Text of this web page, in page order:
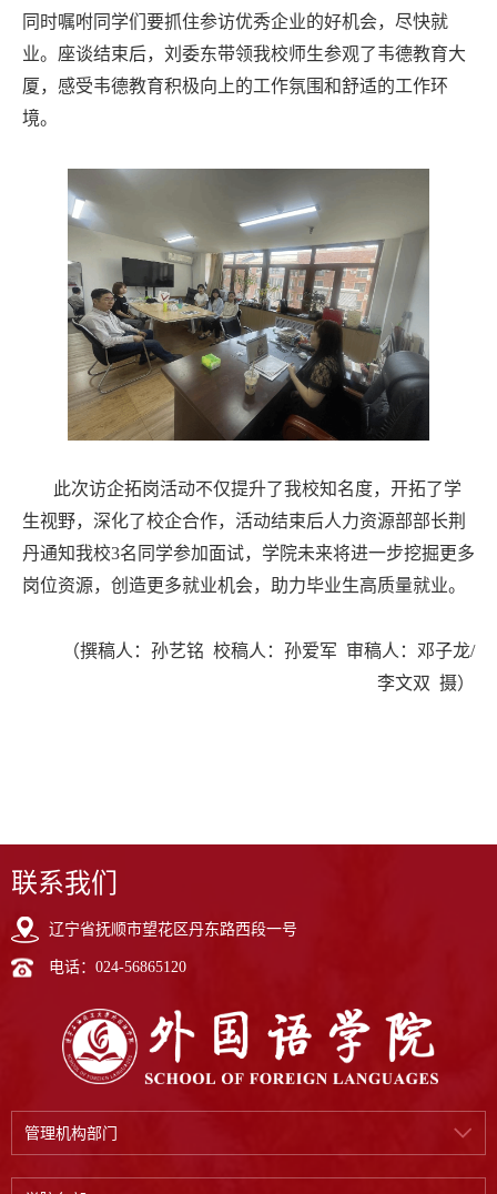
同时嘱咐同学们要抓住参访优秀企业的好机会，尽快就
业。座谈结束后，刘委东带领我校师生参观了韦德教育大
厦，感受韦德教育积极向上的工作氛围和舒适的工作环
境。
此次访企拓岗活动不仅提升了我校知名度，开拓了学
生视野，深化了校企合作，活动结束后人力资源部部长荆
丹通知我校3名同学参加面试，学院未来将进一步挖掘更多
岗位资源，创造更多就业机会，助力毕业生高质量就业。
（撰稿人：孙艺铭 校稿人：孙爱军 审稿人：邓子龙/
李文双 摄）
联系我们
辽宁省抚顺市望花区丹东路西段一号
电话：024-56865120
管理机构部门